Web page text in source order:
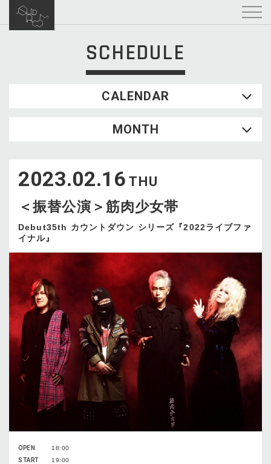
SCHEDULE
CALENDAR
WED
2
3 4 5
16
17 18 19 20
23
24 25 26 27 28
29
30
MONTH
2023.02.16 THU
＜振替公演＞筋肉少女帯
Debut35th カウントダウン シリーズ『2022ライブファ
イナル』
OPEN
18:00
START
19:00